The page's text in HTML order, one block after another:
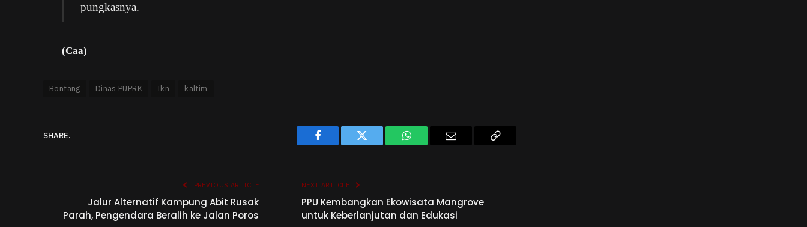
pungkasnya.
(Caa)
Bontang Dinas PUPRK Ikn kaltim
SHARE.
Facebook Twitter WhatsAppEmail
Copy
PREVIOUS ARTICLE
Jalur Alternatif Kampung Abit Rusak
Parah, Pengendara Beralih ke Jalan Poros
NEXT ARTICLE
PPU Kembangkan Ekowisata Mangrove
untuk Keberlanjutan dan Edukasi